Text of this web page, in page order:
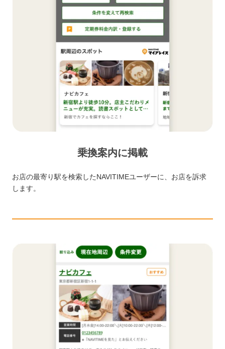
乗換案内に掲載
お店の最寄り駅を検索したNAVITIMEユーザーに、お店を訴求
します。